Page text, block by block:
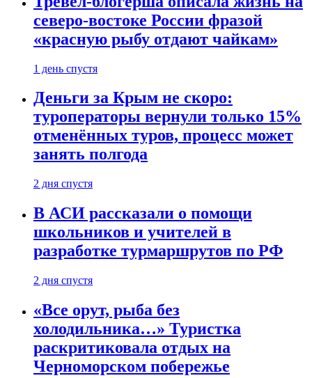
северо-востоке России фразой
«красную рыбу отдают чайкам»
1 день спустя
Деньги за Крым не скоро:
туроператоры вернули только 15%
отменённых туров, процесс может
занять полгода
2 дня спустя
В АСИ рассказали о помощи
школьников и учителей в
разработке турмаршрутов по РФ
2 дня спустя
«Все орут, рыба без
холодильника…» Туристка
раскритиковала отдых на
Черноморском побережье